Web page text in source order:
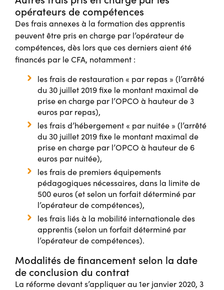
opérateurs de compétences
Des frais annexes à la formation des apprentis
peuvent être pris en charge par l’opérateur de
compétences, dès lors que ces derniers aient été
financés par le CFA, notamment :
les frais de restauration « par repas » (l’arrêté
du 30 juillet 2019 fixe le montant maximal de
prise en charge par l’OPCO à hauteur de 3
euros par repas),
les frais d’hébergement « par nuitée » (l’arrêté
du 30 juillet 2019 fixe le montant maximal de
prise en charge par l’OPCO à hauteur de 6
euros par nuitée),
les frais de premiers équipements
pédagogiques nécessaires, dans la limite de
500 euros (et selon un forfait déterminé par
l’opérateur de compétences),
les frais liés à la mobilité internationale des
apprentis (selon un forfait déterminé par
l’opérateur de compétences).
Modalités de financement selon la date
de conclusion du contrat
La réforme devant s’appliquer au 1er janvier 2020, 3